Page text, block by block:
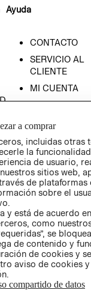
Ayuda
CONTACTO
SERVICIO AL
CLIENTE
MI CUENTA
NUESTRAS
- RETIRO EN
TIENDA
TÉRMINOS Y
CONDICIONES
PRIVACIDAD
GIFT CARD
AVISO DE
COOKIES
a comprar
incluidas otras
la
de usuario,
sitios web,
de plataformas
sobre el
y está de acuerdo
como
se
de contenido y
de cookies y
aviso de cookies
compartido de datos